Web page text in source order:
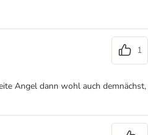
1
Angel dann wohl auch demnächst,